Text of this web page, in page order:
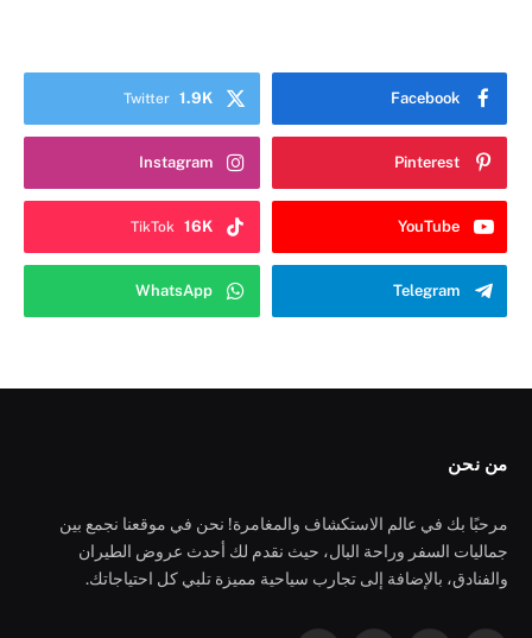
Facebook
Twitter 1.9K
Pinterest
Instagram
YouTube
TikTok 16K
Telegram
WhatsApp
من نحن
مرحبًا بك في عالم الاستكشاف والمغامرة! نحن في موقعنا نجمع بين
جماليات السفر وراحة البال، حيث نقدم لك أحدث عروض الطيران
والفنادق، بالإضافة إلى تجارب سياحية مميزة تلبي كل احتياجاتك.